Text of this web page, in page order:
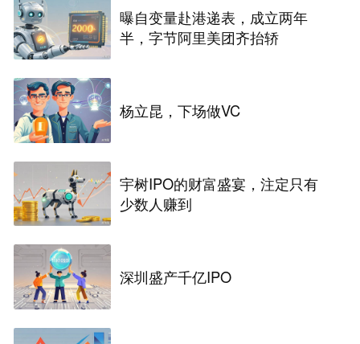
曝自变量赴港递表，成立两年
半，字节阿里美团齐抬轿
杨立昆，下场做VC
宇树IPO的财富盛宴，注定只有
少数人赚到
深圳盛产千亿IPO